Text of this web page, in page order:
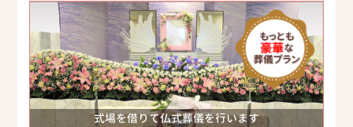
式場を借りて仏式葬儀を行います